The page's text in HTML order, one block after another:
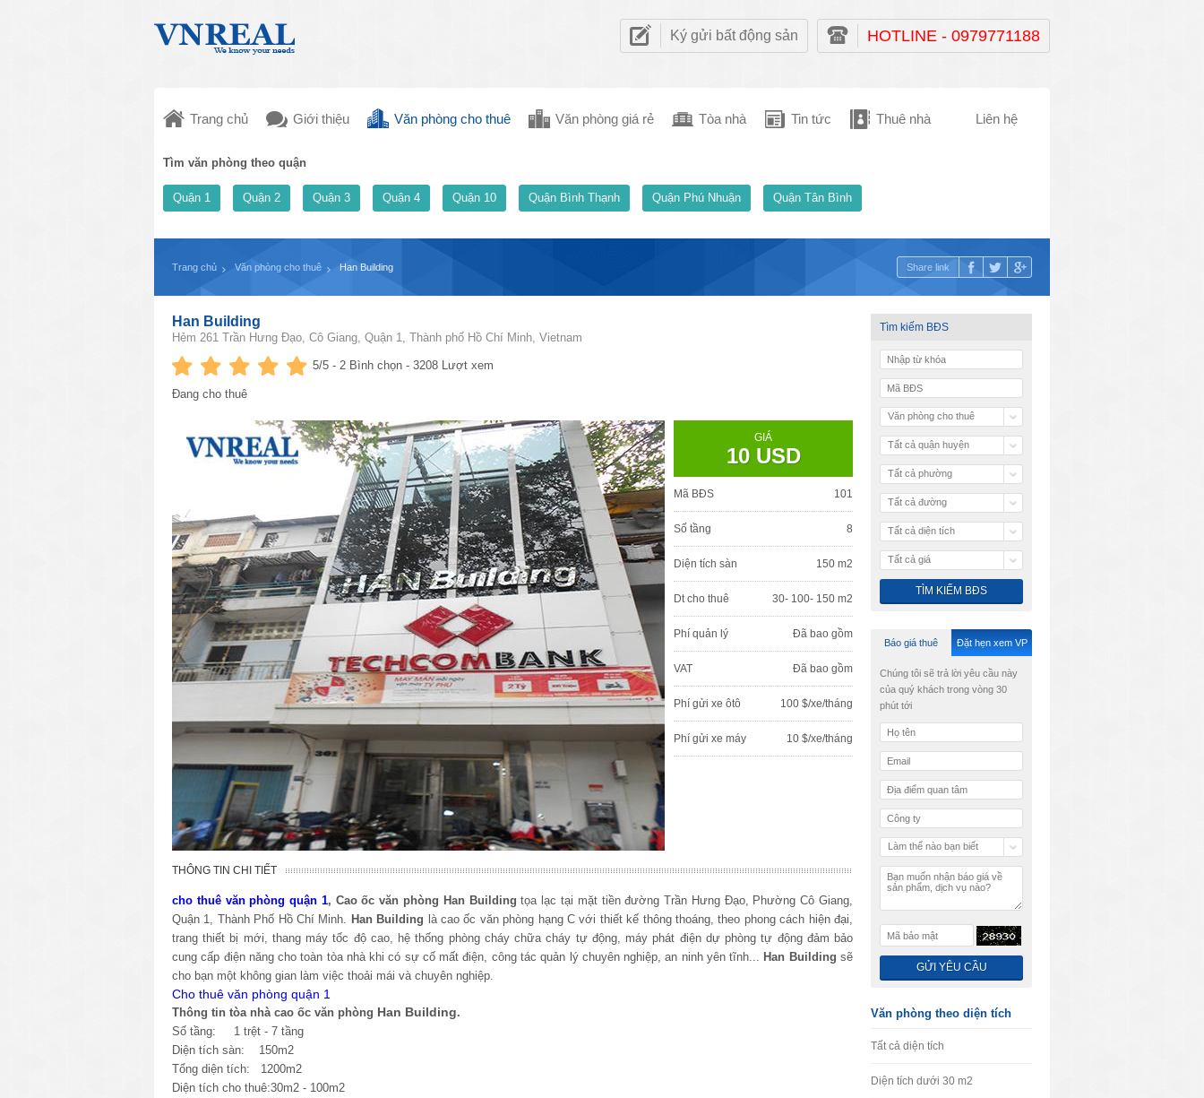
Ký gửi bất động sản HOTLINE - 0979771188
Trang chủ Giới thiệu Văn phòng cho thuê Văn phòng giá rẻ Tòa nhà Tin tức Thuê nhà Liên hệ
Tìm văn phòng theo quận
Quận 1 Quận 2 Quận 3 Quận 4 Quận 10 Quận Bình Thạnh Quận Phú Nhuận Quận Tân Bình
Trang chủ Văn phòng cho thuê Han Building Share link
Han Building
Hẻm 261 Trần Hưng Đạo, Cô Giang, Quận 1, Thành phố Hồ Chí Minh, Vietnam
5/5 - 2 Bình chọn - 3208 Lượt xem
Đang cho thuê
GIÁ
10 USD
Mã BĐS 101
Số tầng 8
Diện tích sàn 150 m2
Dt cho thuê 30- 100- 150 m2
Phí quản lý Đã bao gồm
VAT Đã bao gồm
Phí gửi xe ôtô 100 $/xe/tháng
Phí gửi xe máy 10 $/xe/tháng
THÔNG TIN CHI TIẾT
cho thuê văn phòng quận 1, Cao ốc văn phòng Han Building tọa lạc tại mặt tiền đườngTrần Hưng Đạo, Phường Cô Giang
Quận 1, Thành Phố Hồ Chí Minh. Han Building là cao ốc văn phòng hạng C với thiết kế thông thoáng, theo phong cách hiện đại,
trang thiết bị mới, thang máy tốc độ cao, hệ thống phòng cháy chữa cháy tự động, máy phát điện dự phòng tự động đảm bảo
cung cấp điện năng cho toàn tòa nhà khi có sự cố mất điện, công tác quản lý chuyên nghiệp, an ninh yên tĩnh... Han Building sẽ
cho bạn một không gian làm việc thoải mái và chuyên nghiệp.
Cho thuê văn phòng quận 1
Thông tin tòa nhà cao ốc văn phòng Han Building.
Số tầng: 1 trệt - 7 tầng
Diện tích sàn: 150m2
Tổng diện tích: 1200m2
Diện tích cho thuê:30m2 - 100m2
Tìm kiếm BĐS
Văn phòng cho thuê
Tất cả quận huyện
Tất cả phường
Tất cả đường
Tất cả diện tích
Tất cả giá
Báo giá thuê Đặt hẹn xem VP
Chúng tôi sẽ trả lời yêu cầu này
của quý khách trong vòng 30
phút tới
Làm thế nào bạn biết
Văn phòng theo diện tích
Tất cả diện tích
Diện tích dưới 30 m2